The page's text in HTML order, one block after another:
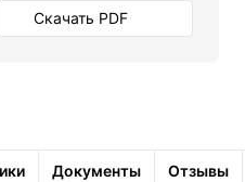
Скачать PDF
Документы Отзывы